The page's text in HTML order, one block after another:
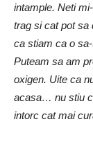
intample. Neti
trag si cat pot sa
ca stiam ca o
Puteam sa am
oxigen. Uite ca
acasa… nu stiu
intorc cat mai